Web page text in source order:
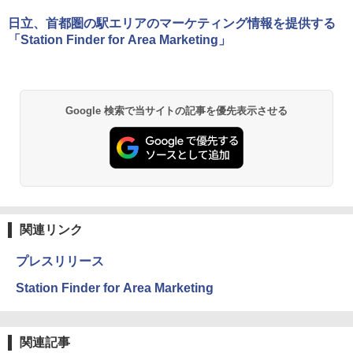
日立、首都圏の駅エリアのマーケティング情報を提供する
「Station Finder for Area Marketing」
Google 検索で当サイトの記事を優先表示させる
関連リンク
プレスリリース
Station Finder for Area Marketing
関連記事